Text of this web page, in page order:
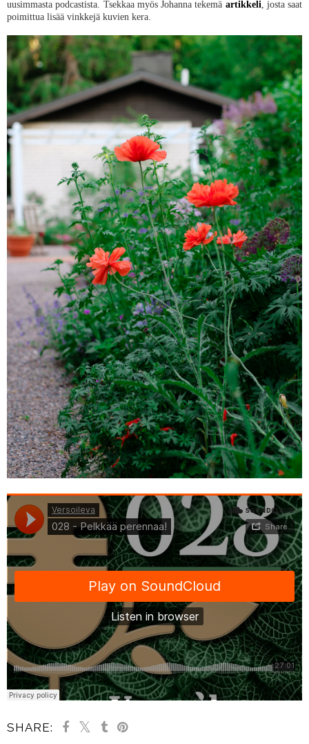
uusimmasta podcastista. Tsekkaa myös Johanna tekemä artikkeli, josta saat
poimittua lisää vinkkejä kuvien kera.
SHARE: